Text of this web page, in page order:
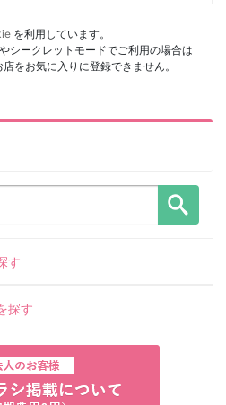
を利用しています。
シークレットモードでご利用の場合は
をお気に入りに登録できません。
す
探す